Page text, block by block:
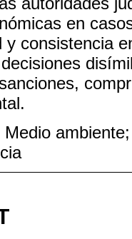
en
y consistencia
Medio